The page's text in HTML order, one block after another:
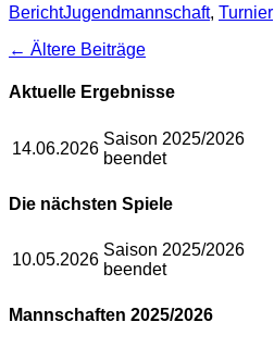
Kategorien
BerichtSchlagworte
Jugendmannschaft, Turnier
Beitragsnavigation
← Ältere Beiträge
Aktuelle Ergebnisse
14.06.2026
Saison 2025/2026
beendet
Die nächsten Spiele
10.05.2026
Saison 2025/2026
beendet
Mannschaften 2025/2026